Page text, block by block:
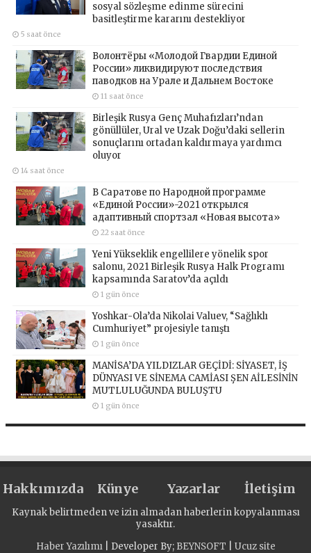
sosyal sözleşme edinme sürecini
basitleştirme kararını destekliyor
5 saat önce
Волонтёры «Молодой Гвардии Единой
России» ликвидируют последствия
паводков на Урале и Дальнем Востоке
11 saat önce
Birleşik Rusya Genç Muhafızları’ndan
gönüllüler, Ural ve Uzak Doğu’daki sellerin
sonuçlarını ortadan kaldırmaya yardımcı
oluyor
14 saat önce
В Саратове по Народной программе
«Единой России»-2021 открылся
адаптивный спортзал «Новая высота»
22 saat önce
Yeni Yükseklik engellilere yönelik spor
salonu, 2021 Birleşik Rusya Halk Programı
kapsamında Saratov’da açıldı
1 gün önce
Yoshkar-Ola’da Nikolai Valuev, “Sağlıklı
Cumhuriyet” projesiyle tanıştı
1 gün önce
MANİSA’DA YILDIZLAR GEÇİDİ: SİYASET, İŞ
DÜNYASI VE SİNEMA CAMİASI ŞEN AİLESİNİN
MUTLULUĞUNDA BULUŞTU
1 gün önce
Hakkımızda Künye Yazarlar İletişim
Kaynak belirtmeden ve izin almadan haberlerin kopyalanması
yasaktır.
Haber Yazılımı| Developer By; BEYNSOFT Ucuz site